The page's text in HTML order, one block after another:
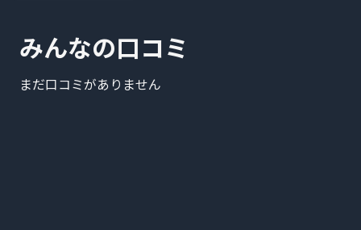
みんなの口コミ
まだ口コミがありません